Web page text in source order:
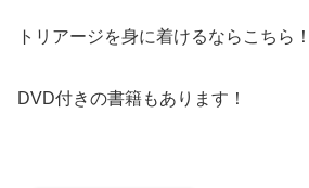
トリアージを身に着けるならこちら！
DVD付きの書籍もあります！